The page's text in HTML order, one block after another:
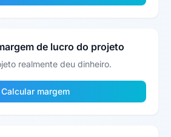
de lucro do projeto
realmente deu dinheiro.
Calcular margem